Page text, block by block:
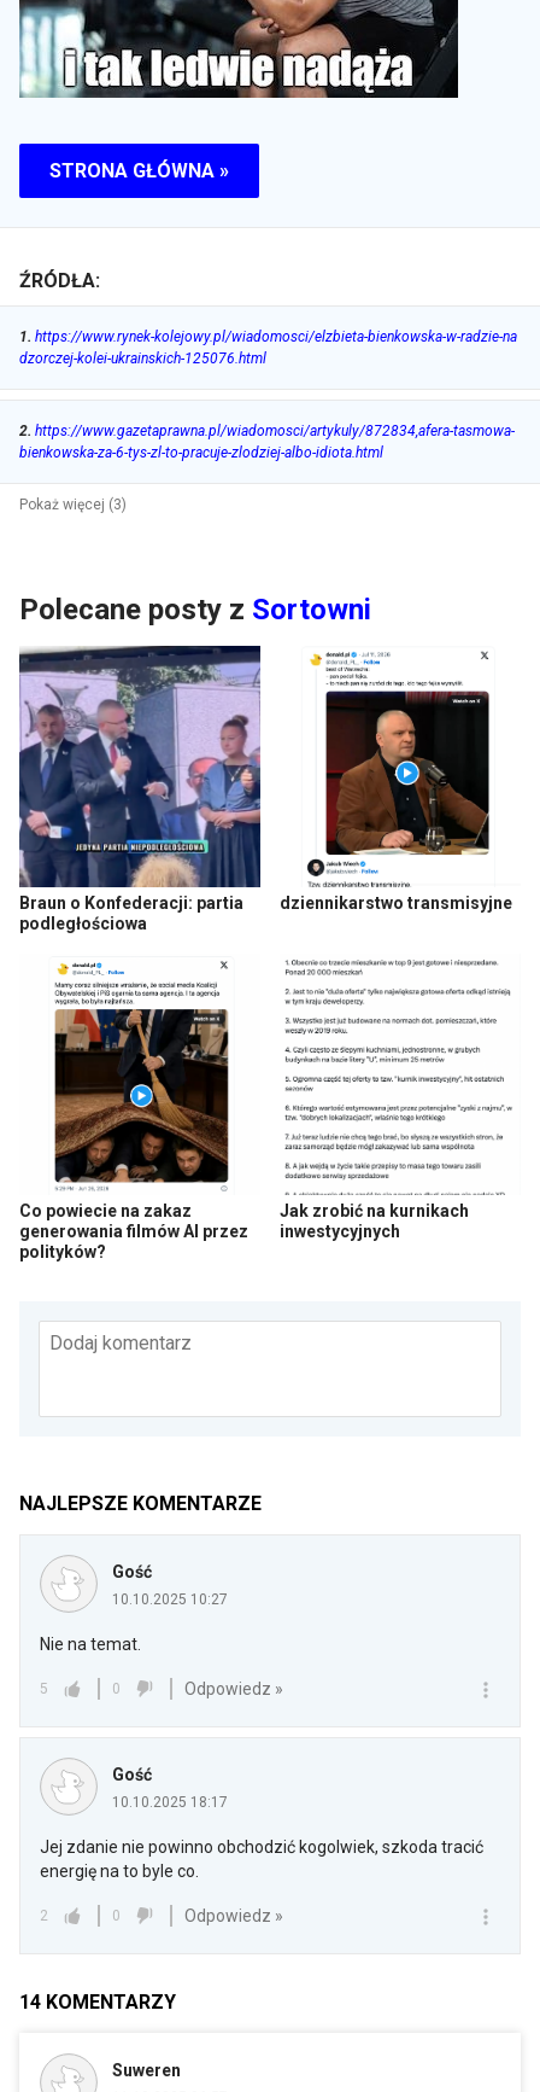
STRONA GŁÓWNA »
ŹRÓDŁA:
1. https://www.rynek-kolejowy.pl/wiadomosci/elzbieta-bienkowska-w-radzie-na
dzorczej-kolei-ukrainskich-125076.html
2. https://www.gazetaprawna.pl/wiadomosci/artykuly/872834,afera-tasmowa-
bienkowska-za-6-tys-zl-to-pracuje-zlodziej-albo-idiota.html
Pokaż więcej (3)
Polecane posty z Sortowni
Braun o Konfederacji: partia
podległościowa
dziennikarstwo transmisyjne
Co powiecie na zakaz
generowania filmów AI przez
polityków?
Jak zrobić na kurnikach
inwestycyjnych
Dodaj komentarz
NAJLEPSZE KOMENTARZE
Gość
10.10.2025 10:27
Nie na temat.
5 0 Odpowiedz »
Gość
10.10.2025 18:17
Jej zdanie nie powinno obchodzić kogolwiek, szkoda tracić
energię na to byle co.
2 0 Odpowiedz »
14 KOMENTARZY
Suweren